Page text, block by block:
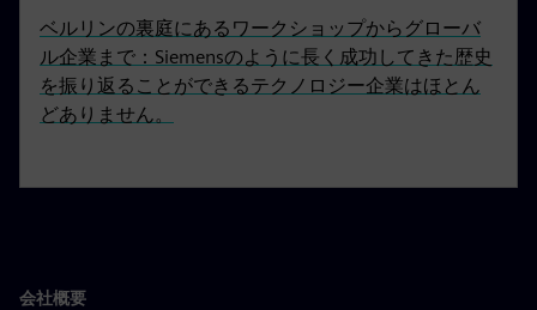
ベルリンの裏庭にあるワークショップからグローバ
ル企業まで：Siemensのように長く成功してきた歴史
を振り返ることができるテクノロジー企業はほとん
どありません。
会社概要